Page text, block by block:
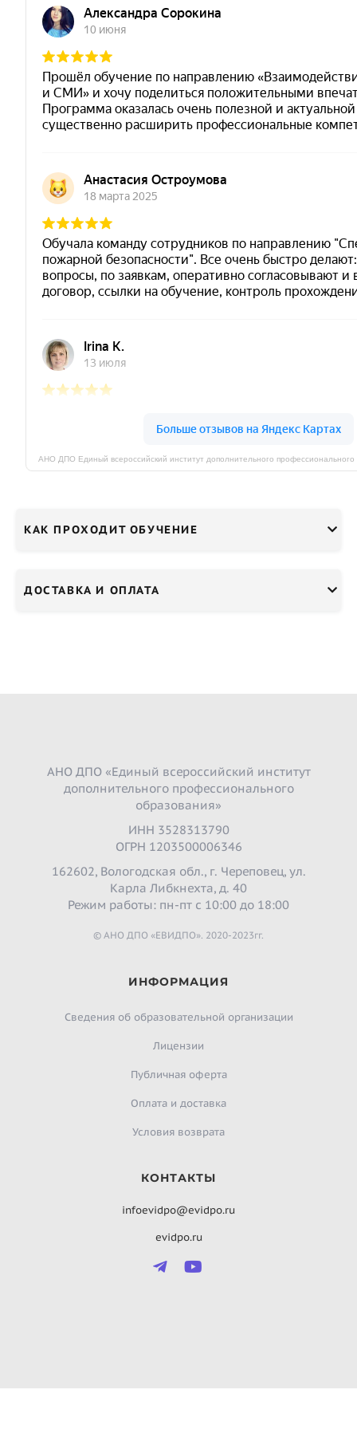
КАК ПРОХОДИТ ОБУЧЕНИЕ
ДОСТАВКА И ОПЛАТА
АНО ДПО «Единый всероссийский институт
дополнительного профессионального
образования»
ИНН 3528313790
ОГРН 1203500006346
162602, Вологодская обл., г. Череповец, ул.
Карла Либкнехта, д. 40
Режим работы: пн-пт с 10:00 до 18:00
© АНО ДПО «ЕВИДПО». 2020-2023гг.
ИНФОРМАЦИЯ
Сведения об образовательной организации
Лицензии
Публичная оферта
Оплата и доставка
Условия возврата
КОНТАКТЫ
infoevidpo@evidpo.ru
evidpo.ru